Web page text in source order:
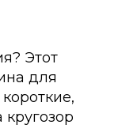
Этот
для